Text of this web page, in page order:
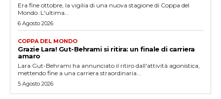
Era fine ottobre, la vigilia di una nuova stagione di Coppa del
Mondo. L'ultima...
6 Agosto 2026
COPPA DEL MONDO
Grazie Lara! Gut-Behrami si ritira: un finale di carriera
amaro
Lara Gut-Behrami ha annunciato il ritiro dall'attività agonistica,
mettendo fine a una carriera straordinaria...
5 Agosto 2026